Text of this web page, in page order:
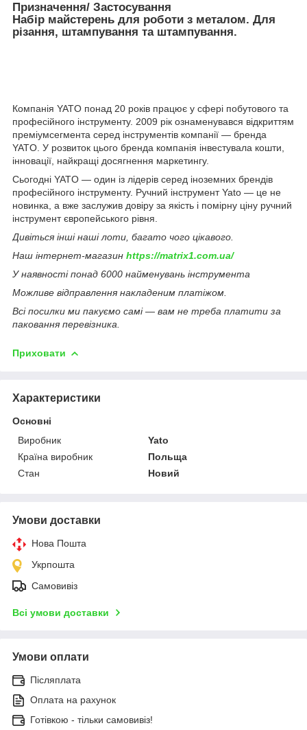
Призначення/ Застосування
Набір майстерень для роботи з металом. Для
різання, штампування та штампування.
Компанія YATO понад 20 років працює у сфері побутового та
професійного інструменту. 2009 рік ознаменувався відкриттям
преміумсегмента серед інструментів компанії — бренда
YATO. У розвиток цього бренда компанія інвестувала кошти,
інновації, найкращі досягнення маркетингу.
Сьогодні YATO — один із лідерів серед іноземних брендів
професійного інструменту. Ручний інструмент Yato — це не
новинка, а вже заслужив довіру за якість і помірну ціну ручний
інструмент європейського рівня.
Дивіться інші наші лоти, багато чого цікавого.
Наш інтернет-магазин https://matrix1.com.ua/
У наявності понад 6000 найменувань інструмента
Можливе відправлення накладеним платіжом.
Всі посилки ми пакуємо самі — вам не треба платити за
паковання перевізника.
Приховати
Характеристики
Основні
Виробник
Yato
Країна виробник
Польща
Стан
Новий
Умови доставки
Нова Пошта
Укрпошта
Самовивіз
Всі умови доставки
Умови оплати
Післяплата
Оплата на рахунок
Готівкою - тільки самовивіз!